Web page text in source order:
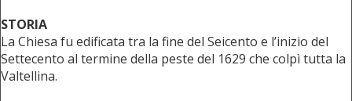
STORIA
La Chiesa fu edificata tra la fine del Seicento e l’inizio del
Settecento al termine della peste del 1629 che colpì tutta la
Valtellina.